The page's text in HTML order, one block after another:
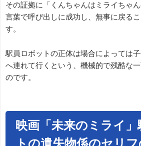
その証拠に「くんちゃんはミライちゃ
言葉で呼び出しに成功し、無事に戻る
す。
駅員ロボットの正体は場合によっては
へ連れて行くという、機械的で残酷な
のです。
映画「未来のミライ」
トの遺失物係のセリ